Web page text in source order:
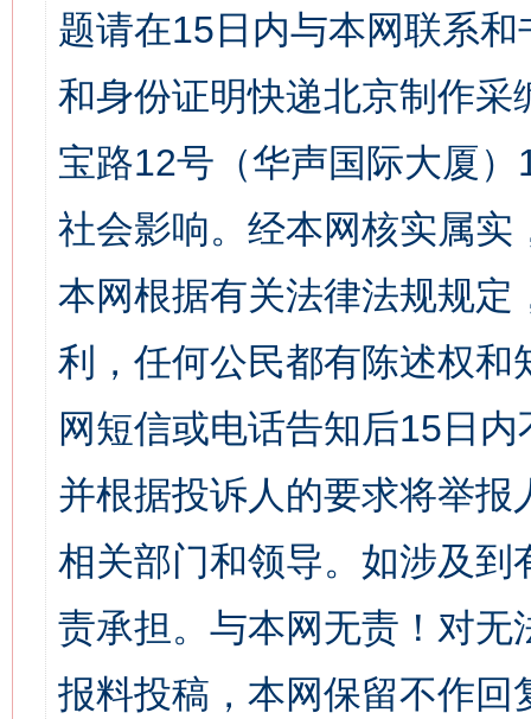
题请在15日内与本网联系
和身份证明快递北京制作
宝路12号（华声国际大厦
社会影响。经本网核实属
本网根据有关法律法规规
利，任何公民都有陈述权
网短信或电话告知后15日
并根据投诉人的要求将举
相关部门和领导。如涉及
责承担。与本网无责！对
报料投稿，本网保留不作